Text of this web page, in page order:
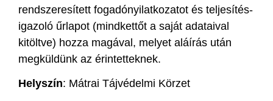
rendszeresített fogadónyilatkozatot és teljesítés-
igazoló űrlapot (mindkettőt a saját adataival
kitöltve) hozza magával, melyet aláírás után
megküldünk az érintetteknek.
Helyszín: Mátrai Tájvédelmi Körzet